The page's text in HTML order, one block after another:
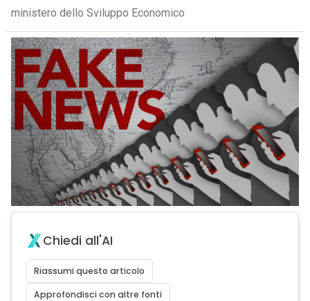
ministero dello Sviluppo Economico
Chiedi all'AI
Riassumi questo articolo
Approfondisci con altre fonti